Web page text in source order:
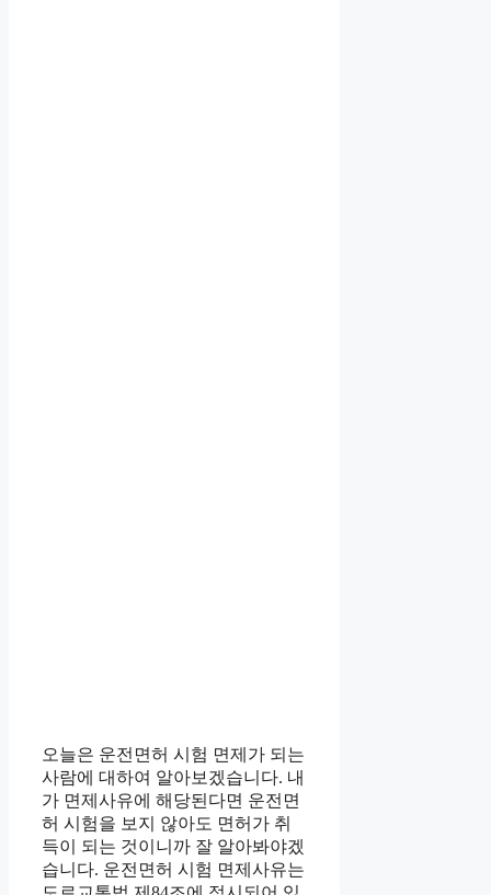
오늘은 운전면허 시험 면제가 되는
사람에 대하여 알아보겠습니다. 내
가 면제사유에 해당된다면 운전면
허 시험을 보지 않아도 면허가 취
득이 되는 것이니까 잘 알아봐야겠
습니다. 운전면허 시험 면제사유는